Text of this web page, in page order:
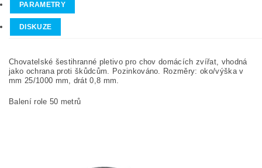
PARAMETRY
DISKUZE
Chovatelské šestihranné pletivo pro chov domácích zvířat, vhodná
jako ochrana proti škůdcům. Pozinkováno. Rozměry: oko/výška v
mm 25/1000 mm, drát 0,8 mm.
Balení role 50 metrů